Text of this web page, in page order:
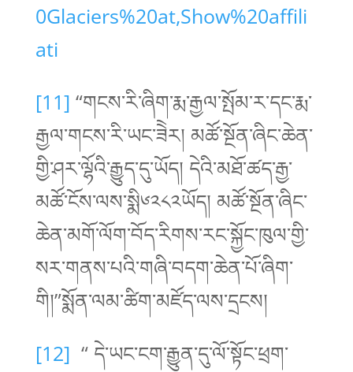
0Glaciers%20at,Show%20affili
ati
[11] “གངས་རི་ཞིག་རྨ་རྒྱལ་སྤོམ་ར་དང་རྨ་
རྒྱལ་གངས་རི་ཡང་ཟེེར། མཚོ་སྔོན་ཞིང་ཆེན་
གྱི་ཤར་ལྷོའི་རྒྱུད་དུ་ཡོད། དེའི་མཐོ་ཚད་རྒྱ་
མཚོ་ངོས་ལས་སྨི༦༢༨༢ཡོད། མཚོ་སྔོན་ཞིང་
ཆེན་མགོ་ལོག་བོད་རིགས་རང་སྐྱོང་ཁུལ་གྱི་
སར་གནས་པའི་གཞི་བདག་ཆེན་པོ་ཞིག་
གི།”སྨོན་ལམ་ཚིག་མཛོད་ལས་དྲངས།
[12] “ དེ་ཡང་ངག་རྒྱུན་དུ་ལོ་སྟོང་ཕྲག་